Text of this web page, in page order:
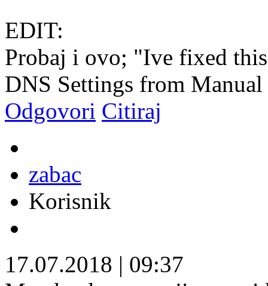
EDIT:
Probaj i ovo; "Ive fixed
DNS Settings from
Odgovori Citiraj
zabac
Korisnik
17.07.2018 | 09:37